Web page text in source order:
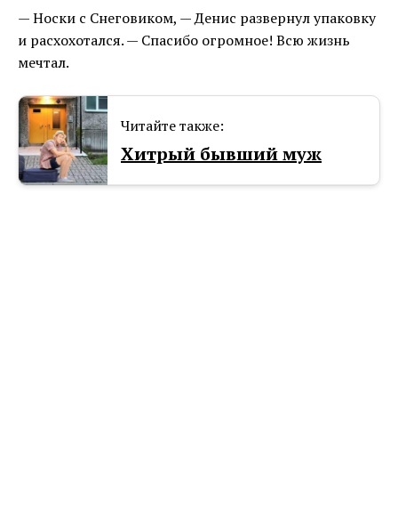
— Носки с Снеговиком, — Денис развернул упаковку
и расхохотался. — Спасибо огромное! Всю жизнь
мечтал.
Читайте также:
Хитрый бывший муж